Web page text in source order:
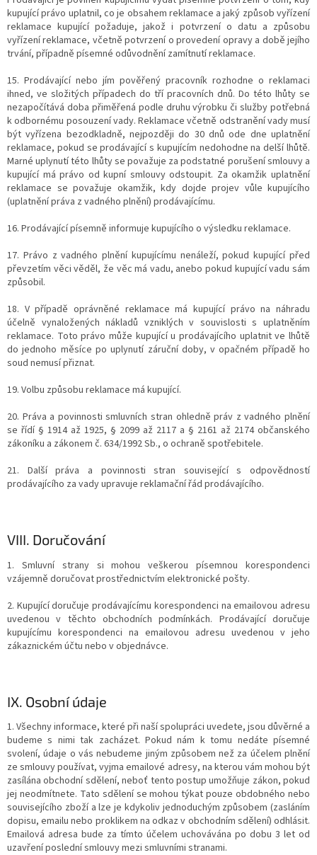
kupující právo uplatnil, co je obsahem reklamace a jaký způsob vyřízení
reklamace kupující požaduje, jakož i potvrzení o datu a způsobu
vyřízení reklamace, včetně potvrzení o provedení opravy a době jejího
trvání, případně písemné odůvodnění zamítnutí reklamace.
15. Prodávající nebo jím pověřený pracovník rozhodne o reklamaci
ihned, ve složitých případech do tří pracovních dnů. Do této lhůty se
nezapočítává doba přiměřená podle druhu výrobku či služby potřebná
k odbornému posouzení vady. Reklamace včetně odstranění vady musí
být vyřízena bezodkladně, nejpozději do 30 dnů ode dne uplatnění
reklamace, pokud se prodávající s kupujícím nedohodne na delší lhůtě.
Marné uplynutí této lhůty se považuje za podstatné porušení smlouvy a
kupující má právo od kupní smlouvy odstoupit. Za okamžik uplatnění
reklamace se považuje okamžik, kdy dojde projev vůle kupujícího
(uplatnění práva z vadného plnění) prodávajícímu.
16. Prodávající písemně informuje kupujícího o výsledku reklamace.
17. Právo z vadného plnění kupujícímu nenáleží, pokud kupující před
převzetím věci věděl, že věc má vadu, anebo pokud kupující vadu sám
způsobil.
18. V případě oprávněné reklamace má kupující právo na náhradu
účelně vynaložených nákladů vzniklých v souvislosti s uplatněním
reklamace. Toto právo může kupující u prodávajícího uplatnit ve lhůtě
do jednoho měsíce po uplynutí záruční doby, v opačném případě ho
soud nemusí přiznat.
19. Volbu způsobu reklamace má kupující.
20. Práva a povinnosti smluvních stran ohledně práv z vadného plnění
se řídí § 1914 až 1925, § 2099 až 2117 a § 2161 až 2174 občanského
zákoníku a zákonem č. 634/1992 Sb., o ochraně spotřebitele.
21. Další práva a povinnosti stran související s odpovědností
prodávajícího za vady upravuje reklamační řád prodávajícího.
VIII. Doručování
1. Smluvní strany si mohou veškerou písemnou korespondenci
vzájemně doručovat prostřednictvím elektronické pošty.
2. Kupující doručuje prodávajícímu korespondenci na emailovou adresu
uvedenou v těchto obchodních podmínkách. Prodávající doručuje
kupujícímu korespondenci na emailovou adresu uvedenou v jeho
zákaznickém účtu nebo v objednávce.
IX. Osobní údaje
1. Všechny informace, které při naší spolupráci uvedete, jsou důvěrné a
budeme s nimi tak zacházet. Pokud nám k tomu nedáte písemné
svolení, údaje o vás nebudeme jiným způsobem než za účelem plnění
ze smlouvy používat, vyjma emailové adresy, na kterou vám mohou být
zasílána obchodní sdělení, neboť tento postup umožňuje zákon, pokud
jej neodmítnete. Tato sdělení se mohou týkat pouze obdobného nebo
souvisejícího zboží a lze je kdykoliv jednoduchým způsobem (zasláním
dopisu, emailu nebo proklikem na odkaz v obchodním sdělení) odhlásit.
Emailová adresa bude za tímto účelem uchovávána po dobu 3 let od
uzavření poslední smlouvy mezi smluvními stranami.